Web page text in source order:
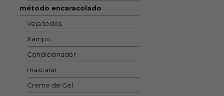
método encaracolado
Veja todos
Xampu
Condicionador
mascarar
Creme de Gel